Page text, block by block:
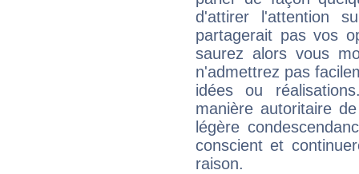
d'attirer l'attention
partagerait pas vos
saurez alors vous
n'admettrez pas
idées ou
manière autoritaire
légère
conscient et
raison.